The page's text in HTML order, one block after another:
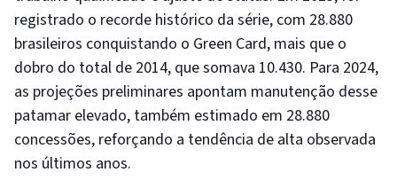
registrado o recorde histórico da série, com 28.880
brasileiros conquistando o Green Card, mais que o
dobro do total de 2014, que somava 10.430. Para 2024,
as projeções preliminares apontam manutenção desse
patamar elevado, também estimado em 28.880
concessões, reforçando a tendência de alta observada
nos últimos anos.